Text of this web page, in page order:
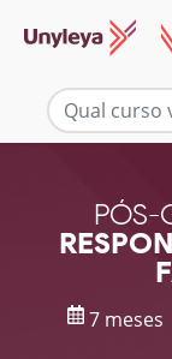
PÓS-
7 meses